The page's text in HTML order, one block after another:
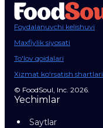
Foydalanuvchi kelishuvi
Maxfiylik siyosati
To'lov qoidalari
Xizmat ko‘rsatish shartlari
© FoodSoul, Inc. 2026.
Yechimlar
Saytlar